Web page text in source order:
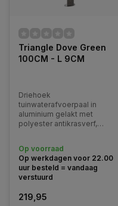
Triangle Dove Green
100CM - L 9CM
Driehoek
tuinwaterafvoerpaal in
aluminium gelakt met
polyester antikrasverf,
Geschikt voor Bovengrondse
montage.
Op voorraad
Op werkdagen voor 22.00
uur besteld = vandaag
verstuurd
219,95